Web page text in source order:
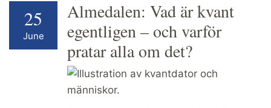
25
June
Almedalen: Vad är kvant
egentligen – och varför
pratar alla om det?